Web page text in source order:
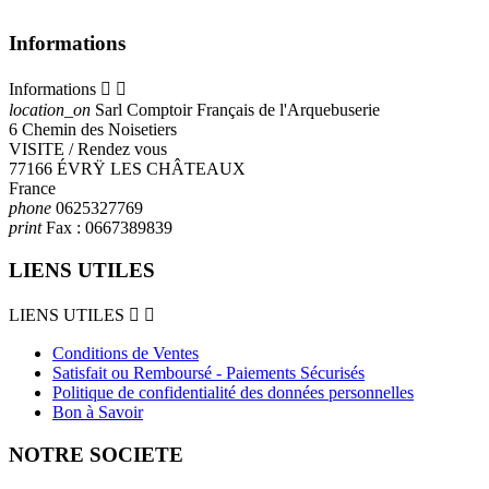
Informations
Informations  
location_on Sarl Comptoir Français de l'Arquebuserie
6 Chemin des Noisetiers
VISITE / Rendez vous
77166 ÉVRŸ LES CHÂTEAUX
France
phone 0625327769
printFax : 0667389839
LIENS UTILES
LIENS UTILES  
Conditions de Ventes
Satisfait ou Remboursé - Paiements Sécurisés
Politique de confidentialité des données personnelles
Bon à Savoir
NOTRE SOCIETE